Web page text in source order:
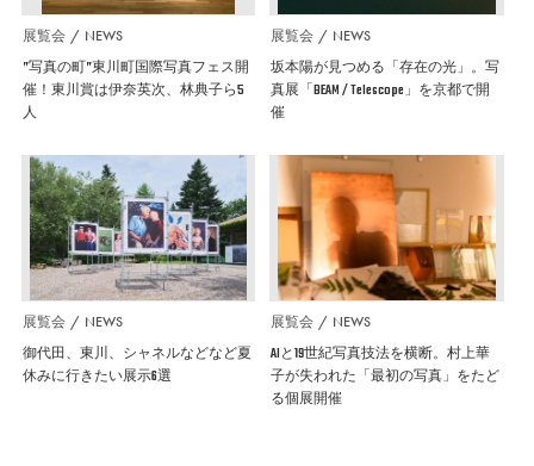
展覧会 NEWS
”写真の町”東川町国際写真フェス開
催！東川賞は伊奈英次、林典子ら5
人
展覧会 NEWS
坂本陽が見つめる「存在の光」。写
真展「BEAM / Telescope」を京都で開
催
展覧会 NEWS
御代田、東川、シャネルなどなど夏
休みに行きたい展示6選
展覧会 NEWS
AIと19世紀写真技法を横断。村上華
子が失われた「最初の写真」をたど
る個展開催